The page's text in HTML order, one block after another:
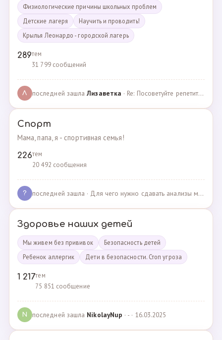
Физиологические причины школьных проблем
Детские лагеря
Научить и проводить!
Крылья Леонардо - городской лагерь
289тем
31 799 сообщений
Л последней зашлаЛизаветка · Re: Посоветуйте репетитора по английскому · 27.11.2024
Спорт
Мама, папа, я - спортивная семья!
226тем
20 492 сообщения
? последней зашла · Для чего нужно сдавать анализы мочи спортсменам? · 03.05.2025
Здоровье наших детей
Мы живем без прививок
Безопасность детей
Ребенок аллергик
Дети в безопасности. Стоп угроза
1 217тем
75 851 сообщение
N последней зашла NikolayNup · - · 16.03.2025